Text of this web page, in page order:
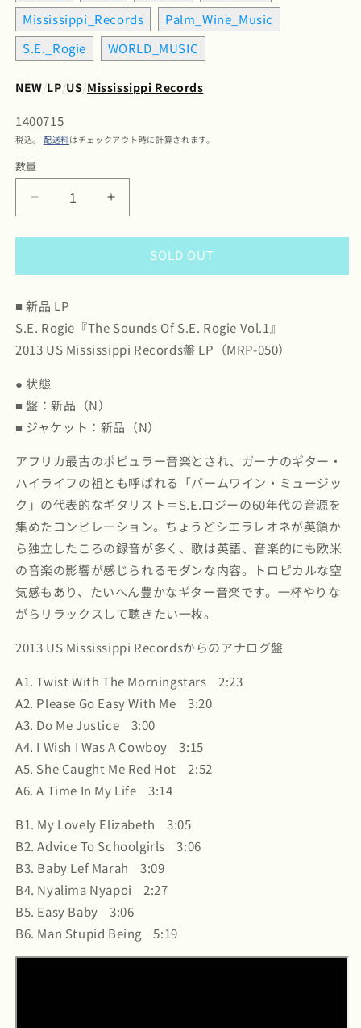
Mississippi_Records
Palm_Wine_Music
S.E._Rogie
WORLD_MUSIC
NEW/LP/US/Mississippi Records
SKU:
1400715
税込。 配送料はチェックアウト時に計算されます。
数
数量
Rogie
-
Sounds
S.E.
Rogie
Vol.1
(MRP-
2013
US
Mississippi
｜
新
品
の
数
量
を
減
す
S.E.
Rogie
-
Sounds
Rogie
(MRP-
Mississippi
｜
新
品
の
数
量
を
増
す
SOLD OUT
■ 新品 LP
S.E. Rogie『The Sounds Of S.E. Rogie Vol.1』
2013 US Mississippi Records盤 LP（MRP-050）
● 状態
■ 盤：新品（N）
■ ジャケット：新品（N）
アフリカ最古のポピュラー音楽とされ、ガーナのギター・
ハイライフの祖とも呼ばれる「パームワイン・ミュージッ
ク」の代表的なギタリスト＝S.E.ロジーの60年代の音源を
集めたコンピレーション。ちょうどシエラレオネが英領か
ら独立したころの録音が多く、歌は英語、音楽的にも欧米
の音楽の影響が感じられるモダンな内容。トロピカルな空
気感もあり、たいへん豊かなギター音楽です。一杯やりな
がらリラックスして聴きたい一枚。
2013 US Mississippi Recordsからのアナログ盤
A1. Twist With The Morningstars 2:23
A2. Please Go Easy With Me 3:20
A3. Do Me Justice 3:00
A4. I Wish I Was A Cowboy 3:15
A5. She Caught Me Red Hot 2:52
A6. A Time In My Life 3:14
B1. My Lovely Elizabeth 3:05
B2. Advice To Schoolgirls 3:06
B3. Baby Lef Marah 3:09
B4. Nyalima Nyapoi 2:27
B5. Easy Baby 3:06
B6. Man Stupid Being 5:19